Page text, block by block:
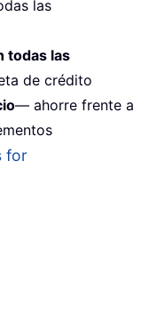
las
todas las
de crédito
— ahorre frente a
for